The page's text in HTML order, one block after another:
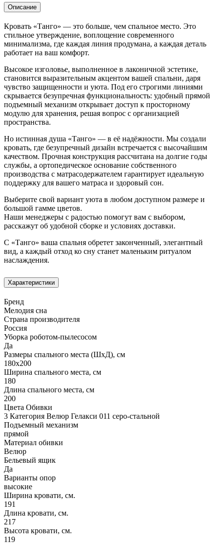
Описание
Кровать «Танго» — это больше, чем спальное место. Это
стильное утверждение, воплощение современного
минимализма, где каждая линия продумана, а каждая деталь
работает на ваш комфорт.
Высокое изголовье, выполненное в лаконичной эстетике,
становится выразительным акцентом вашей спальни, даря
чувство защищенности и уюта. Под его строгими линиями
скрывается безупречная функциональность: удобный прямой
подъемный механизм открывает доступ к просторному
модулю для хранения, решая вопрос с организацией
пространства.
Но истинная душа «Танго» — в её надёжности. Мы создали
кровать, где безупречный дизайн встречается с высочайшим
качеством. Прочная конструкция рассчитана на долгие годы
службы, а ортопедическое основание собственного
производства с матрасодержателем гарантирует идеальную
поддержку для вашего матраса и здоровый сон.
Выберите свой вариант уюта в любом доступном размере и
большой гамме цветов.
Наши менеджеры с радостью помогут вам с выбором,
расскажут об удобной сборке и условиях доставки.
С «Танго» ваша спальня обретет законченный, элегантный
вид, а каждый отход ко сну станет маленьким ритуалом
наслаждения.
Характеристики
Бренд
Мелодия сна
Страна производителя
Россия
Уборка роботом-пылесосом
Да
Размеры спального места (ШхД), см
180х200
Ширина спального места, см
180
Длина спального места, см
200
Цвета Обивки
3 Категория Велюр Гелакси 011 серо-стальной
Подъемный механизм
прямой
Материал обивки
Велюр
Бельевый ящик
Да
Варианты опор
высокие
Ширина кровати, см.
191
Длина кровати, см.
217
Высота кровати, см.
119